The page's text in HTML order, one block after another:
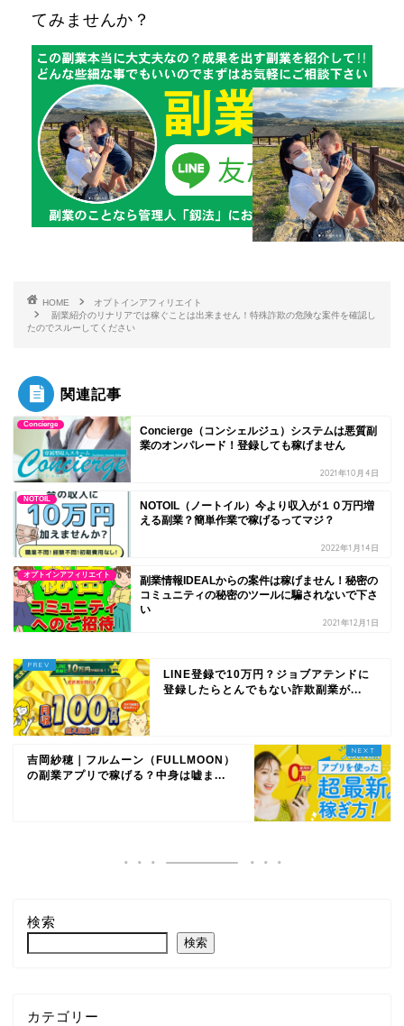
てみませんか？
HOME
オプトインアフィリエイト
副業紹介のリナリアでは稼ぐことは出来ません！特殊詐欺の危険な案件を確認し
たのでスルーしてください
関連記事
Concierge
Concierge（コンシェルジュ）システムは悪質副
業のオンパレード！登録しても稼げません
2021年10月4日
NOTOIL
NOTOIL（ノートイル）今より収入が１０万円増
える副業？簡単作業で稼げるってマジ？
2022年1月14日
オプトインアフィリエイト
副業情報IDEALからの案件は稼げません！秘密の
コミュニティの秘密のツールに騙されないで下さ
い
2021年12月1日
LINE登録で10万円？ジョブアテンドに
登録したらとんでもない詐欺副業が...
吉岡紗穂｜フルムーン（FULLMOON）
の副業アプリで稼げる？中身は嘘ま...
検索
検索
カテゴリー